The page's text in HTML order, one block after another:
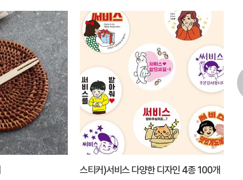
스티커)서비스 다양한 디자인 4종 100개